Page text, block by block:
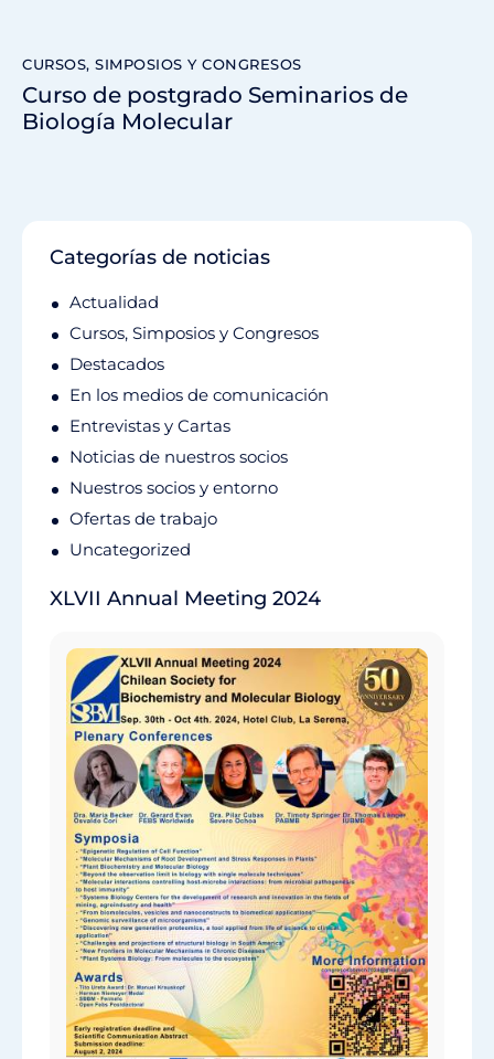
CURSOS, SIMPOSIOS Y CONGRESOS
Curso de postgrado Seminarios de
Biología Molecular
Categorías de noticias
Actualidad
Cursos, Simposios y Congresos
Destacados
En los medios de comunicación
Entrevistas y Cartas
Noticias de nuestros socios
Nuestros socios y entorno
Ofertas de trabajo
Uncategorized
XLVII Annual Meeting 2024